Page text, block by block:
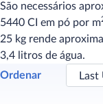
São necessários
5440 CI em pó por m
25 kg rende
3,4 litros de água.
Ordenar